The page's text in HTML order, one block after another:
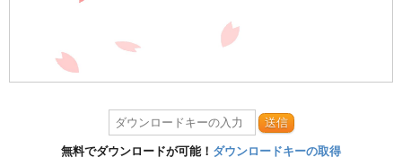
送信
無料でダウンロードが可能！ ダウンロードキーの取得